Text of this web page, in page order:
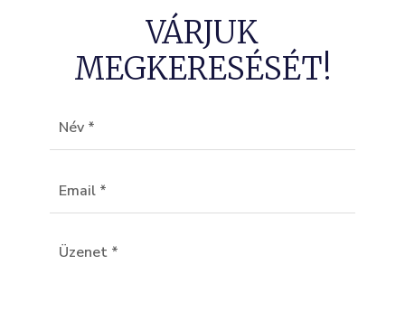
VÁRJUK
MEGKERESÉSÉT!